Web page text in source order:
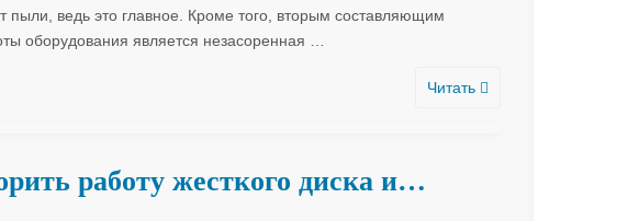
пыли, ведь это главное. Кроме того, вторым составляющим
оборудования является незасоренная
Читать
работу жесткого диска и…